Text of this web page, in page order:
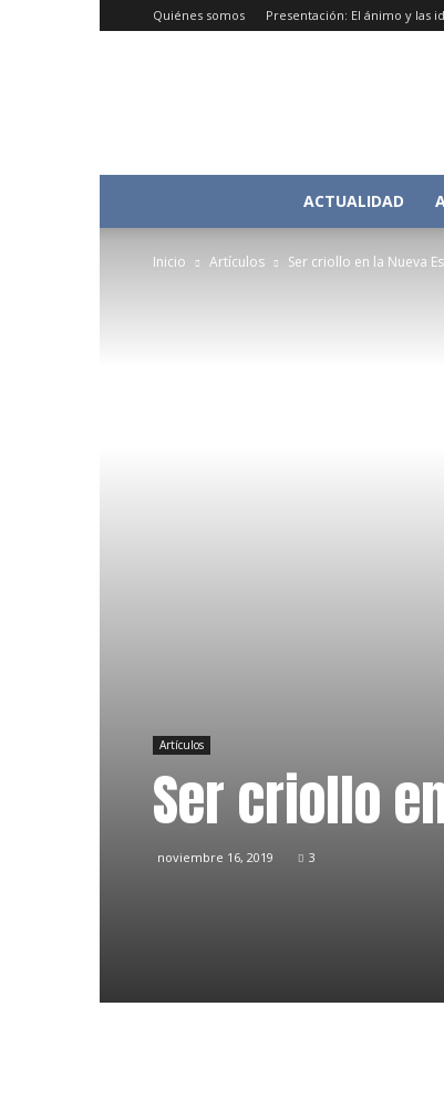
Quiénes somos Presentación: El ánimo y las
ACTUALIDAD
Inicio Artículos Ser criollo en la Nueva
Artículos
Ser criollo
noviembre 16, 2019 3